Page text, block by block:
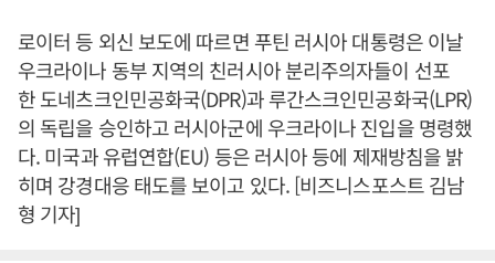
로이터 등 외신 보도에 따르면 푸틴 러시아 대통령은 이날
우크라이나 동부 지역의 친러시아 분리주의자들이 선포
한 도네츠크인민공화국(DPR)과 루간스크인민공화국(LPR)
의 독립을 승인하고 러시아군에 우크라이나 진입을 명령했
다. 미국과 유럽연합(EU) 등은 러시아 등에 제재방침을 밝
히며 강경대응 태도를 보이고 있다. [비즈니스포스트 김남
형 기자]